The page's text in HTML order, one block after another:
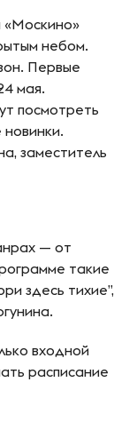
«Москино»
небом.
Первые
мая.
посмотреть
новинки.
заместитель
— от
такие
здесь тихие”,
входной
расписание